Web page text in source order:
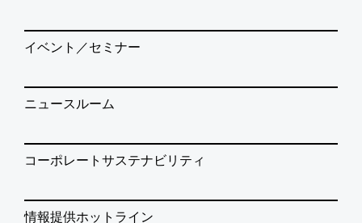
イベント／セミナー
ニュースルーム
コーポレートサステナビリティ
情報提供ホットライン